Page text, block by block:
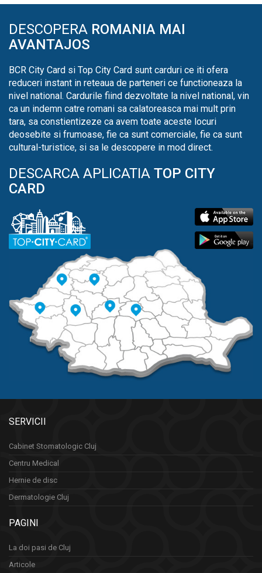
DESCOPERA ROMANIA MAI
AVANTAJOS
BCR City Card si Top City Card sunt carduri ce iti ofera
reduceri instant in reteaua de parteneri ce functioneaza la
nivel national. Cardurile fiind dezvoltate la nivel national, vin
ca un indemn catre romani sa calatoreasca mai mult prin
tara, sa constientizeze ca avem toate aceste locuri
deosebite si frumoase, fie ca sunt comerciale, fie ca sunt
cultural-turistice, si sa le descopere in mod direct.
DESCARCA APLICATIA TOP CITY
CARD
SERVICII
Cabinet Stomatologic Cluj
Centru Medical
Hernie de disc
Dermatologie Cluj
PAGINI
La doi pasi de Cluj
Articole